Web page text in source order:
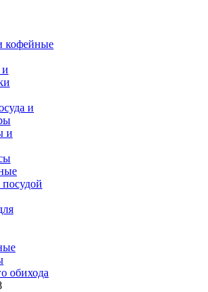
кофейные
и
и
обихода